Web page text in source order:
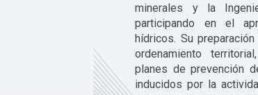
minerales y la
participando en el
hídricos. Su
ordenamiento
planes de prevención
inducidos por la